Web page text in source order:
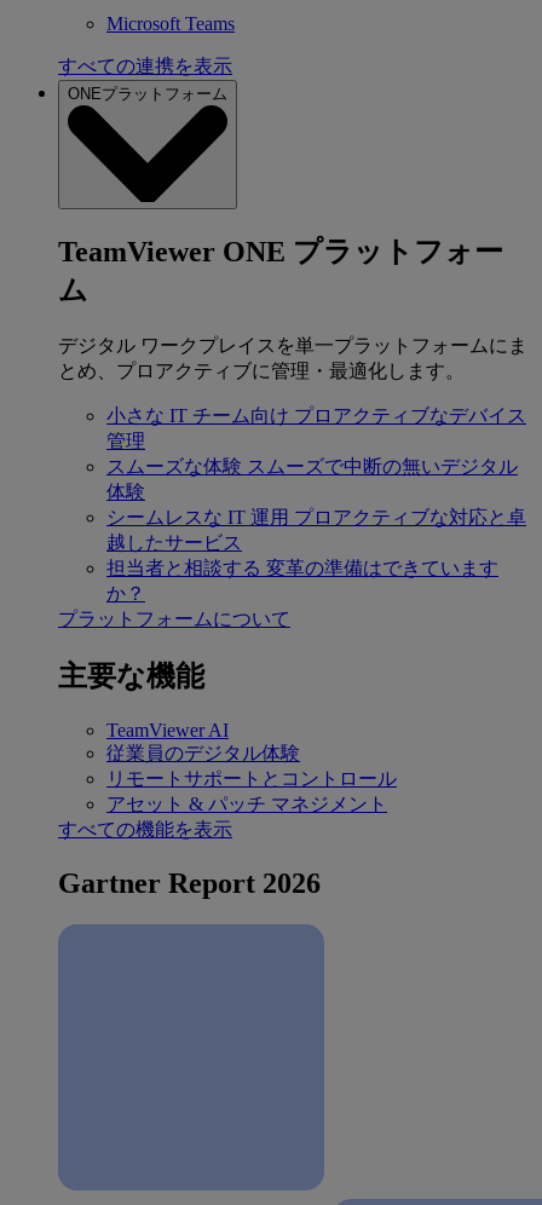
Microsoft Teams
すべての連携を表示
ONEプラットフォーム
TeamViewer ONE プラットフォー
ム
デジタル ワークプレイスを単一プラットフォームにま
とめ、プロアクティブに管理・最適化します。
小さな IT チーム向け プロアクティブなデバイス
管理
スムーズな体験 スムーズで中断の無いデジタル
体験
シームレスな IT 運用 プロアクティブな対応と卓
越したサービス
担当者と相談する 変革の準備はできています
か？
プラットフォームについて
主要な機能
TeamViewer AI
従業員のデジタル体験
リモートサポートとコントロール
アセット & パッチ マネジメント
すべての機能を表示
Gartner Report 2026